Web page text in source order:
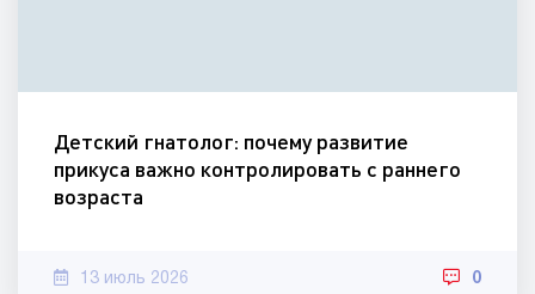
Детский гнатолог: почему развитие
прикуса важно контролировать с раннего
возраста
13 июль 2026 0